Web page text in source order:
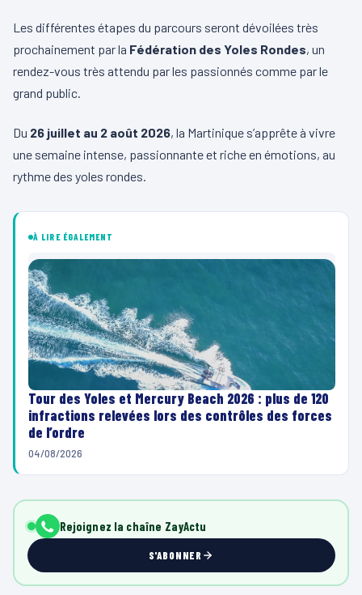
Les différentes étapes du parcours seront dévoilées très
prochainement par la Fédération des Yoles Rondes, un
rendez-vous très attendu par les passionnés comme par le
grand public.
Du 26 juillet au 2 août 2026, la Martinique s’apprête à vivre
une semaine intense, passionnante et riche en émotions, au
rythme des yoles rondes.
À LIRE ÉGALEMENT
Tour des Yoles et Mercury Beach 2026 : plus de 120
infractions relevées lors des contrôles des forces
de l’ordre
04/08/2026
Rejoignez la chaîne ZayActu
S'ABONNER